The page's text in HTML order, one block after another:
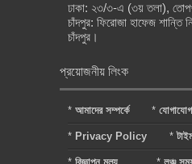
ঢাকা: ২৩/৩-এ (৩য় তলা),
চাঁদপুর: ফিরোজা হাফেজ শান্তি
চাঁদপুর।
প্রয়োজনীয় লিংক
* আমাদের সম্পর্কে * যোগাযোগ
* Privacy Policy *